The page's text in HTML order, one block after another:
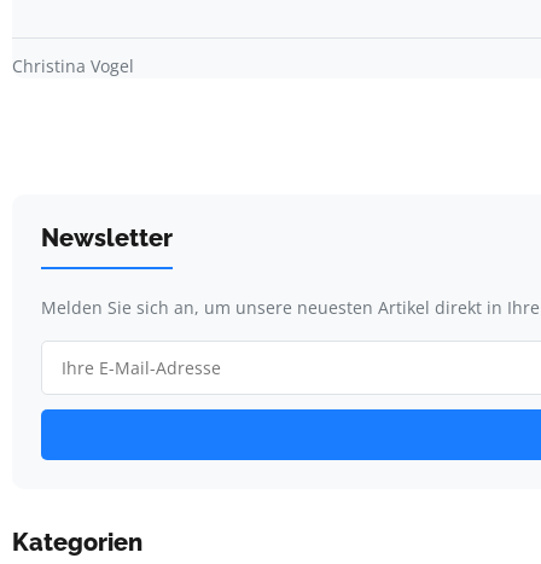
Christina Vogel
Newsletter
Melden Sie sich an, um unsere neuesten Artikel direkt in
Kategorien